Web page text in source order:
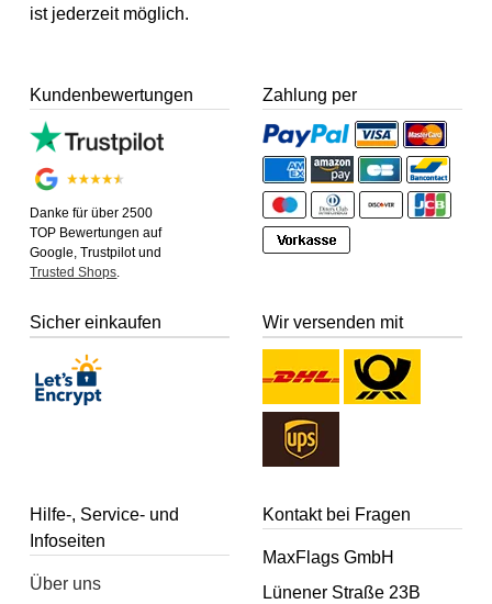
ist jederzeit möglich.
Kundenbewertungen
Danke für über 2500
TOP Bewertungen auf
Google, Trustpilot und
Trusted Shops.
Zahlung per
Sicher einkaufen Wir versenden mit
Hilfe-, Service- und
Infoseiten
Über uns
Kontakt bei Fragen
MaxFlags GmbH
Lünener Straße 23B